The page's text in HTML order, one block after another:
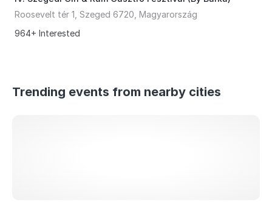
Roosevelt tér 1, Szeged 6720, Magyarország
964+ Interested
Trending events from nearby cities